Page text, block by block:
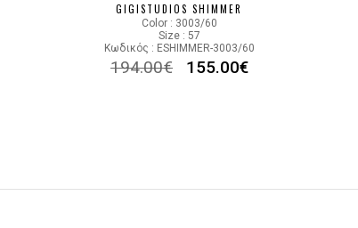
GIGISTUDIOS SHIMMER
Color : 3003/60
Size : 57
Κωδικός : ESHIMMER-3003/60
194.00€ 155.00€